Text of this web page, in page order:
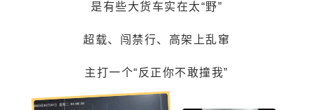
是有些大货车实在太“野”
超载、闯禁行、高架上乱窜
主打一个“反正你不敢撞我”